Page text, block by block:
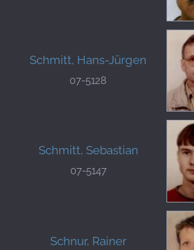
Schmitt, Hans-Jürgen
07-5128
Schmitt, Sebastian
07-5147
Schnur, Rainer